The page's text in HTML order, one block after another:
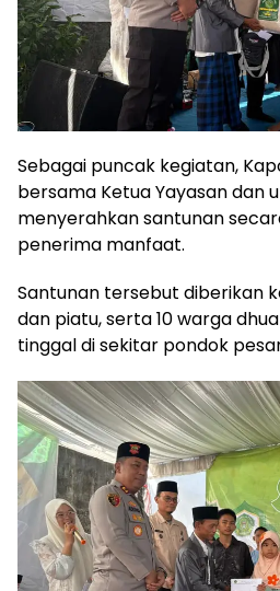
Sebagai puncak kegiatan,
bersama Ketua Yayasan dan
menyerahkan santunan
penerima manfaat.
Santunan tersebut diberikan
dan piatu, serta 10 warga
tinggal di sekitar pondok